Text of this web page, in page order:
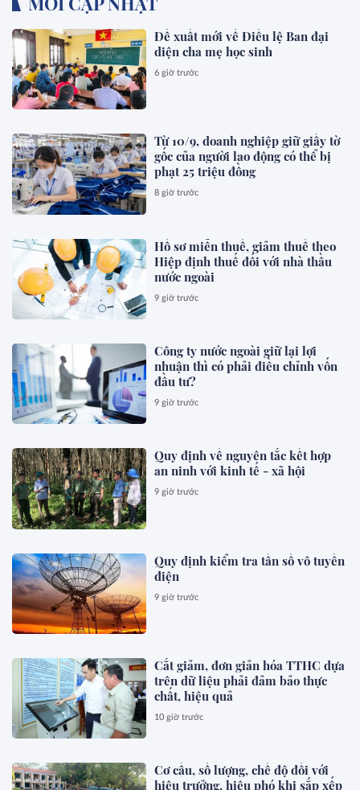
Đề xuất mới về Điều lệ Ban đại
diện cha mẹ học sinh
6 giờ trước
Từ 10/9, doanh nghiệp giữ giấy tờ
gốc của người lao động có thể bị
phạt 25 triệu đồng
8 giờ trước
Hồ sơ miễn thuế, giảm thuế theo
Hiệp định thuế đối với nhà thầu
nước ngoài
9 giờ trước
Công ty nước ngoài giữ lại lợi
nhuận thì có phải điều chỉnh vốn
đầu tư?
9 giờ trước
Quy định về nguyên tắc kết hợp
an ninh với kinh tế - xã hội
9 giờ trước
Quy định kiểm tra tần số vô tuyến
điện
9 giờ trước
Cắt giảm, đơn giản hóa TTHC dựa
trên dữ liệu phải đảm bảo thực
chất, hiệu quả
10 giờ trước
Cơ cấu, số lượng, chế độ đối với
hiệu trưởng, hiệu phó khi sắp xếp